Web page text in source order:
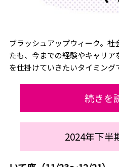
ブラッシュアップウィーク。
たも、今までの経験やキャリ
を仕掛けていきたいタイミング
続きを
2024年下半